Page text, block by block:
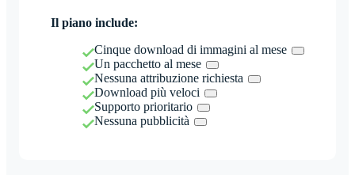
Il piano include:
Cinque download di immagini al mese
Un pacchetto al mese
Nessuna attribuzione richiesta
Download più veloci
Supporto prioritario
Nessuna pubblicità